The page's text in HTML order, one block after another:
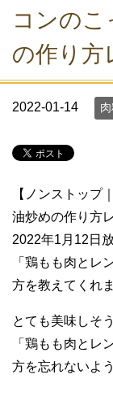
コンのこ
の作り方
2022-01-14
【ノンストップ
油炒めの作り方
2022年1月12日
「鶏もも肉とレ
方を教えてくれ
とても美味しそ
「鶏もも肉とレ
方を忘れないよ